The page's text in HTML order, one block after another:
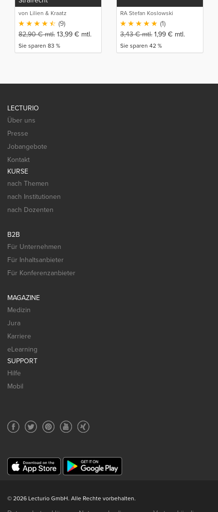
von Lilien & Kraatz
(9)
82,90€mtl. 13,99 € mtl.
Sie sparen 83 %
RA Stefan Koslowski
(1)
3,43€mtl. 1,99 € mtl.
Sie sparen 42 %
LECTURIO
Über uns
Presse
Jobangebote
Kontakt
KURSE
nach Themen
nach Institutionen
nach Dozenten
B2B
Für Unternehmen
Für Inhaltsanbieter
Für Konferenzanbieter
MAGAZINE
Medizin
Jura
Karriere
eLearning
SUPPORT
Hilfe
Mobil
© 2026 Lecturio GmbH. Alle Rechte vorbehalten.